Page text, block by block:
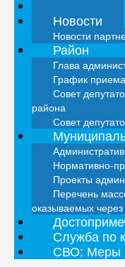
Новости
Новости
Район
Глава
График
Совет
района
Совет
Нормативно-
Проекты
Перечень
оказываемых
Служба по
СВО: Меры